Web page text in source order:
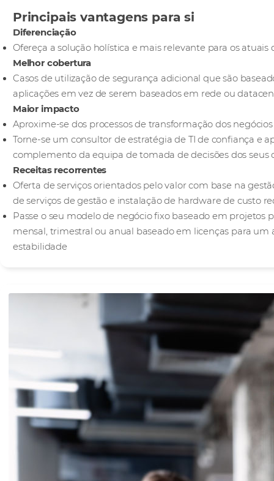
Principais vantagens para si
Diferenciação
Ofereça a solução holística e mais relevante para os atuais
Melhor cobertura
Casos de utilização de segurança adicional que são
aplicações em vez de serem baseados em rede ou
Maior impacto
Aproxime-se dos processos de transformação dos
Torne-se um consultor de estratégia de TI de confiança e
complemento da equipa de tomada de decisões dos seus
Receitas recorrentes
Oferta de serviços orientados pelo valor com base na
de serviços de gestão e instalação de hardware de custo
Passe o seu modelo de negócio fixo baseado em
mensal, trimestral ou anual baseado em licenças para
estabilidade